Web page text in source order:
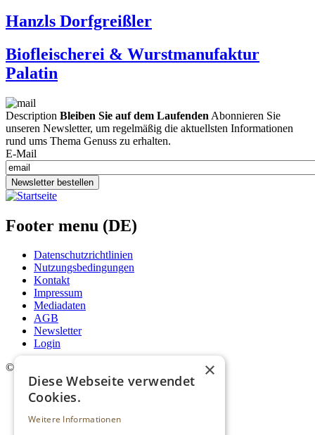
Hanzls Dorfgreißler
Biofleischerei & Wurstmanufaktur
Palatin
Description Bleiben Sie auf dem Laufenden Abonnieren Sie
unseren Newsletter, um regelmäßig die aktuellsten Informationen
rund ums Thema Genuss zu erhalten.
E-Mail
Newsletter bestellen
Footer menu (DE)
Datenschutzrichtlinien
Nutzungsbedingungen
Kontakt
Impressum
Mediadaten
AGB
Newsletter
Login
©
×
Diese Webseite verwendet
Cookies.
Weitere Informationen